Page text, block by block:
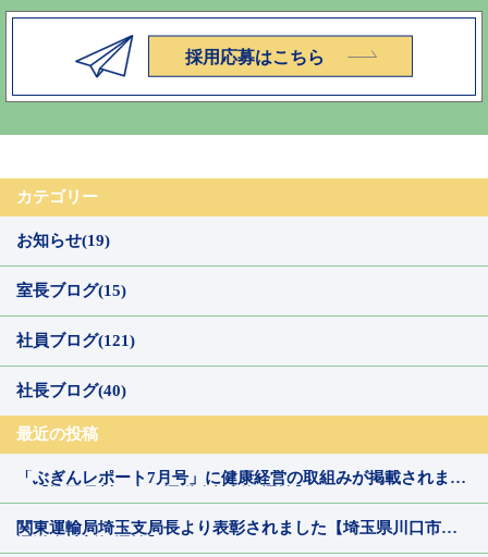
カテゴリー
お知らせ(19)
室長ブログ(15)
社員ブログ(121)
社長ブログ(40)
最近の投稿
「ぶぎんレポート7月号」に健康経営の取組みが掲載されまし
関東運輸局埼玉支局長より表彰されました【埼玉県川口市の